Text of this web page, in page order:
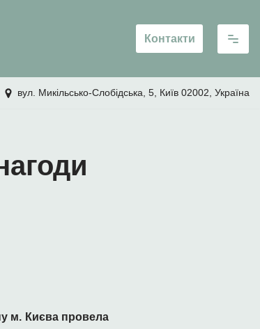
Контакти
вул. Микільсько-Слобідська, 5, Київ 02002, Україна
м. Києва провела